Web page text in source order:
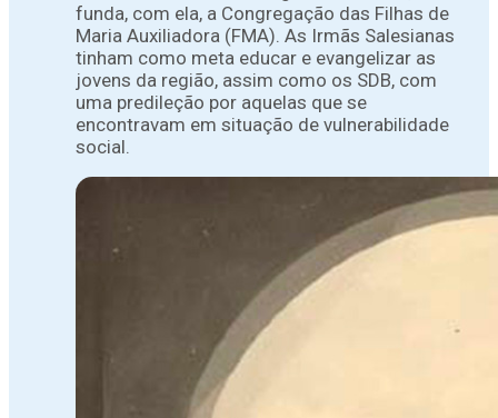
funda, com ela, a Congregação das Filhas de
Maria Auxiliadora (FMA). As Irmãs Salesianas
tinham como meta educar e evangelizar as
jovens da região, assim como os SDB, com
uma predileção por aquelas que se
encontravam em situação de vulnerabilidade
social.